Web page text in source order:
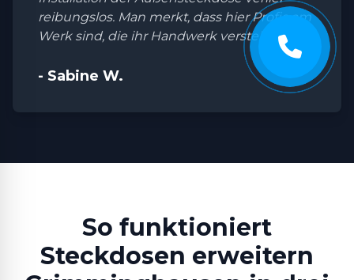
reibungslos. Man merkt, dass hier Profis am
Werk sind, die ihr Handwerk verstehen."
- Sabine W.
So funktioniert
Steckdosen erweitern